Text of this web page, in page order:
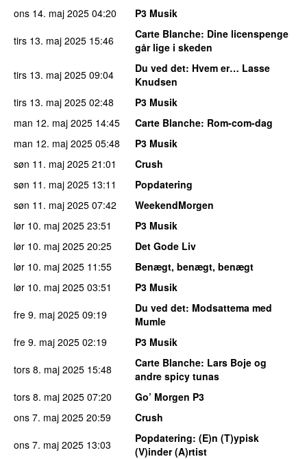
ons 14. maj 2025 04:20
P3 Musik
tirs 13. maj 2025 15:46 Carte Blanche: Dine licenspenge
går lige i skeden
tirs 13. maj 2025 09:04 Du ved det: Hvem er… Lasse
Knudsen
tirs 13. maj 2025 02:48
P3 Musik
man 12. maj 2025 14:45 Carte Blanche: Rom-com-dag
man 12. maj 2025 05:48
P3 Musik
søn 11. maj 2025 21:01
Crush
søn 11. maj 2025 13:11
Popdatering
søn 11. maj 2025 07:42
WeekendMorgen
lør 10. maj 2025 23:51
P3 Musik
lør 10. maj 2025 20:25
Det Gode Liv
lør 10. maj 2025 11:55
Benægt, benægt, benægt
lør 10. maj 2025 03:51
P3 Musik
fre 9. maj 2025 09:19 Du ved det: Modsattema med
Mumle
fre 9. maj 2025 02:19
P3 Musik
tors 8. maj 2025 15:48 Carte Blanche: Lars Boje og
andre spicy tunas
tors 8. maj 2025 07:20
Go’ Morgen P3
ons 7. maj 2025 20:59
Crush
ons 7. maj 2025 13:03 Popdatering: (E)n (T)ypisk
(V)inder (A)rtist